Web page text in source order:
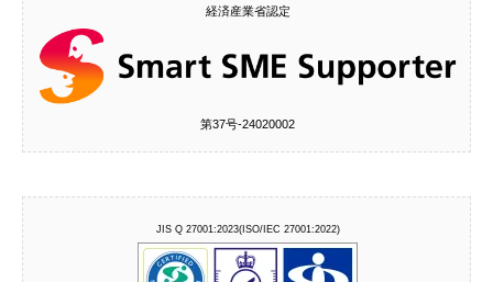
経済産業省認定
第37号‐24020002
JIS Q 27001:2023(ISO/IEC 27001:2022)